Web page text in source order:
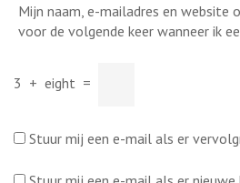
Mijn naam, e-mailadres en website
voor de volgende keer wanneer ik
3 + eight =
Stuur mij een e-mail als er